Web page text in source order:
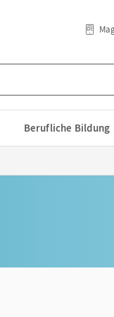
Berufliche Bildung